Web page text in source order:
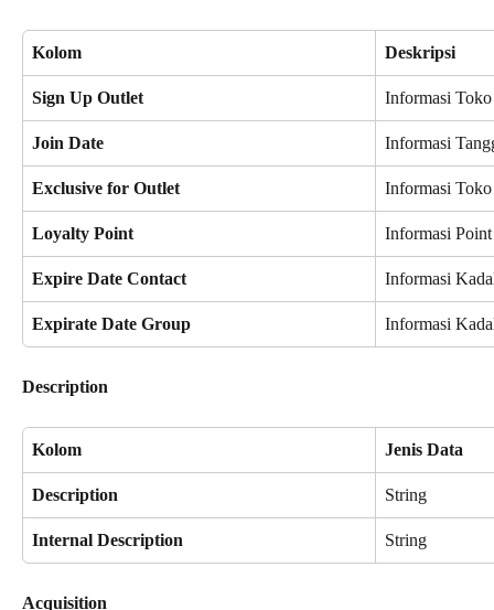
Kolom Deskripsi
Sign Up Outlet Informasi Toko
Join Date Informasi
Exclusive for Outlet Informasi
Loyalty Point Informasi
Expire Date Contact Informasi
Expirate Date Group Informasi
Description
Kolom Jenis Data
Description String
Internal Description String
Acquisition